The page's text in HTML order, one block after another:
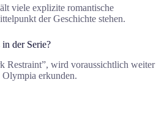
viele explizite romantische
der Geschichte stehen.
in der Serie?
Restraint”, wird voraussichtlich weiter
erkunden.